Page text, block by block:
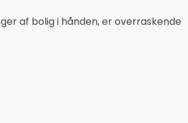
af bolig i hånden, er overraskende